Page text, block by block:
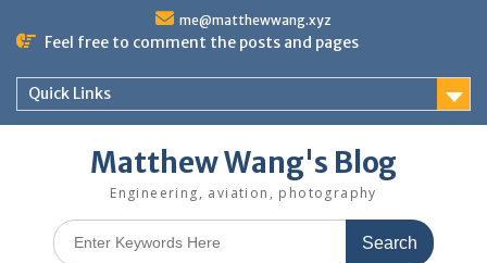
me@matthewwang.xyz
Feel free to comment the posts and pages
Quick Links
Matthew Wang's Blog
Engineering, aviation, photography
Search
for: